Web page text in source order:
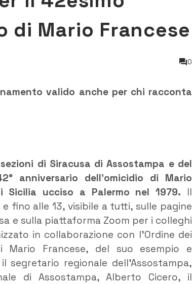
di Mario Francese
0
valido anche per chi racconta
di Siracusa di Assostampa e del
anniversario dell’omicidio di Mario
Sicilia ucciso a Palermo nel 1979. Il
fino alle 13, visibile a tutti, sulle pagine
e sulla piattaforma Zoom per i colleghi
in collaborazione con l’Ordine dei
Mario Francese, del suo esempio e
regionale dell’Assostampa,
di Assostampa, Alberto Cicero, il